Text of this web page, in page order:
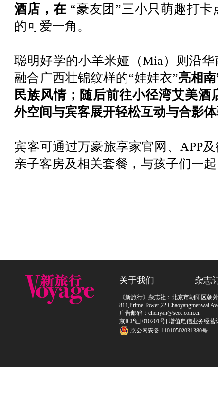
酒店，在 “豪友团”三小只萌趣打
的可爱一角。
聪明好学的小羊米娅（Mia）则沿
融合广西壮锦纹样的“娃娃衣”亮相
民族风情；随后前往小径湾艾美酒
外空间与宾客展开轻松互动与合影
宾客可通过万豪旅享家官网、 APP
亲子客房及相关套餐，与孩子们一
关于我们 杂志
《新旅行》杂志社：北京市朝阳区朝
811,Prime Tower,22 Chaoyangmenwai
广告邮箱：chenyan@seec.com.cn
京ICP证[010201号] 增值电信业务经
京公网安备 11010502031380号